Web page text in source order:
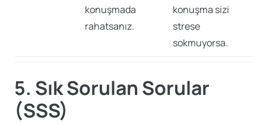
konuşmada
rahatsanız.
konuşma sizi
strese
sokmuyorsa.
5. Sık Sorulan Sorular
(SSS)